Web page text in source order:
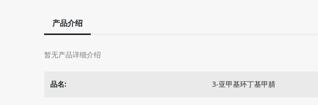
产品介绍
暂无产品详细介绍
品名: 3-亚甲基环丁基甲腈